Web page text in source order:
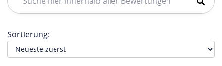
Sortierung: